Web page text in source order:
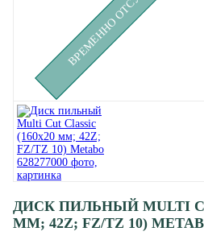
ДИСК ПИЛЬНЫЙ MULTI
ММ; 42Z; FZ/TZ 10)